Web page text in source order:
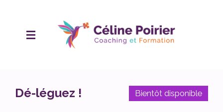
contenu
Dé-léguez ! Bientôt disponible